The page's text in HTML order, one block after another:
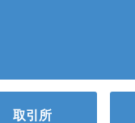
取引所